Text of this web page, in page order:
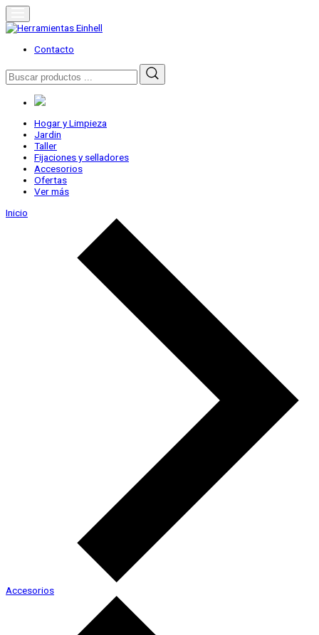
Skip
to
content
Herramientas Einhell
Distribuidor Oficial
Contacto
Buscar
por:
Hogar y Limpieza
Jardin
Taller
Fijaciones y selladores
Accesorios
Ofertas
Ver más
Inicio
Accesorios